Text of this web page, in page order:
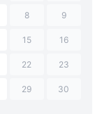
8 9
15 16
22 23
29 30